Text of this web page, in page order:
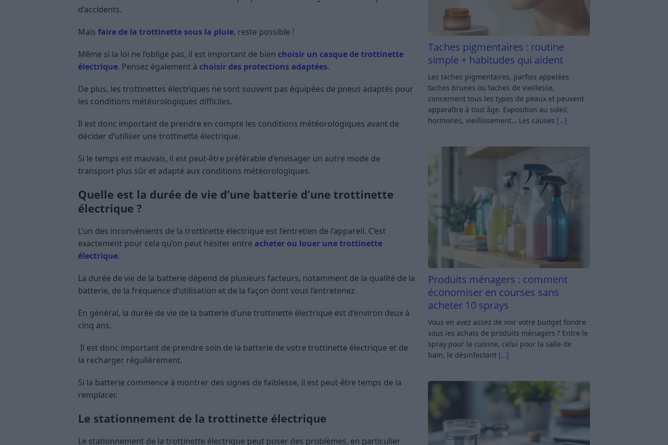
d’accidents.
Mais faire de la trottinette sous la pluie, reste possible !
Même si la loi ne l’oblige pas, il est important de bien choisir un casque de trottinette
électrique. Pensez également à choisir des protections adaptées.
De plus, les trottinettes électriques ne sont souvent pas équipées de pneus adaptés pour
les conditions météorologiques difficiles.
Il est donc important de prendre en compte les conditions météorologiques avant de
décider d’utiliser une trottinette électrique.
Si le temps est mauvais, il est peut-être préférable d’envisager un autre mode de
transport plus sûr et adapté aux conditions météorologiques.
Quelle est la durée de vie d’une batterie d’une trottinette
électrique ?
L’un des inconvénients de la trottinette électrique est l’entretien de l’appareil. C’est
exactement pour cela qu’on peut hésiter entre acheter ou louer une trottinette
électrique.
La durée de vie de la batterie dépend de plusieurs facteurs, notamment de la qualité de la
batterie, de la fréquence d’utilisation et de la façon dont vous l’entretenez.
En général, la durée de vie de la batterie d’une trottinette électrique est d’environ deux à
cinq ans.
Il est donc important de prendre soin de la batterie de votre trottinette électrique et de
la recharger régulièrement.
Si la batterie commence à montrer des signes de faiblesse, il est peut-être temps de la
remplacer.
Le stationnement de la trottinette électrique
Le stationnement de la trottinette électrique peut poser des problèmes, en particulier
Taches pigmentaires : routine
simple + habitudes qui aident
Les taches pigmentaires, parfois appelées
taches brunes ou taches de vieillesse,
concernent tous les types de peaux et peuvent
apparaître à tout âge. Exposition au soleil,
hormones, vieillissement… Les causes […]
Produits ménagers : comment
économiser en courses sans
acheter 10 sprays
Vous en avez assez de voir votre budget fondre
sous les achats de produits ménagers ? Entre le
spray pour la cuisine, celui pour la salle de
bain, le désinfectant […]